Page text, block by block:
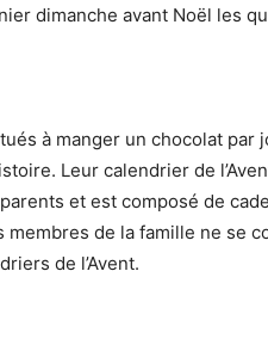
dimanche avant Noël les
à manger un chocolat par
Leur calendrier de
et est composé de
membres de la famille ne se
de l’Avent.